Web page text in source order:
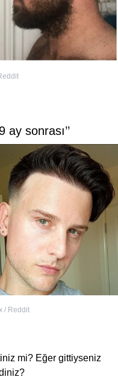
sonrası’’
/ Reddit
mi? Eğer gittiyseniz